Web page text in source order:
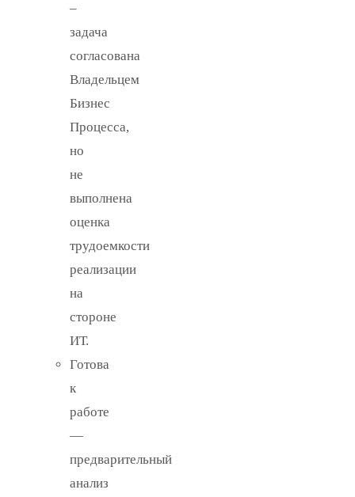
–
задача
согласована
Владельцем
Бизнес
Процесса,
но
не
выполнена
оценка
трудоемкости
реализации
на
стороне
ИТ.
Готова
к
работе
—
предварительный
анализ